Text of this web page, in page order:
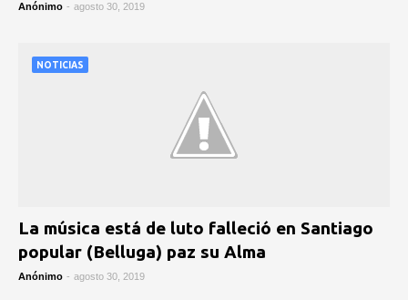
Anónimo - agosto 30, 2019
NOTICIAS
La música está de luto falleció en Santiago
popular (Belluga) paz su Alma
Anónimo - agosto 30, 2019